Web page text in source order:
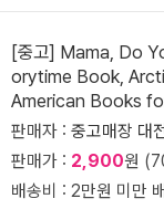
[중고] Mama, Do
orytime Book,
American Books
판매자 : 중고매장 대
판매가 : 2,900원
배송비 : 2만원 미만